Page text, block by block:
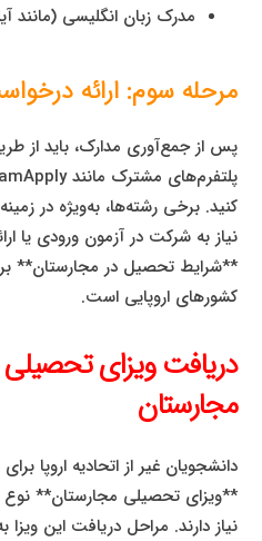
مدرک زبان انگلیسی (مانند
مرحله سوم: ارائه
پس از جمع‌آوری مدارک، باید از
کنید. برخی رشته‌ها، به‌ویژه در
نیاز به شرکت در آزمون ورودی یا
**شرایط تحصیل در مجارستان**
کشورهای اروپایی است.
دریافت ویزای
مجارستان
دانشجویان غیر از اتحادیه اروپا
نیاز دارند. مراحل دریافت این